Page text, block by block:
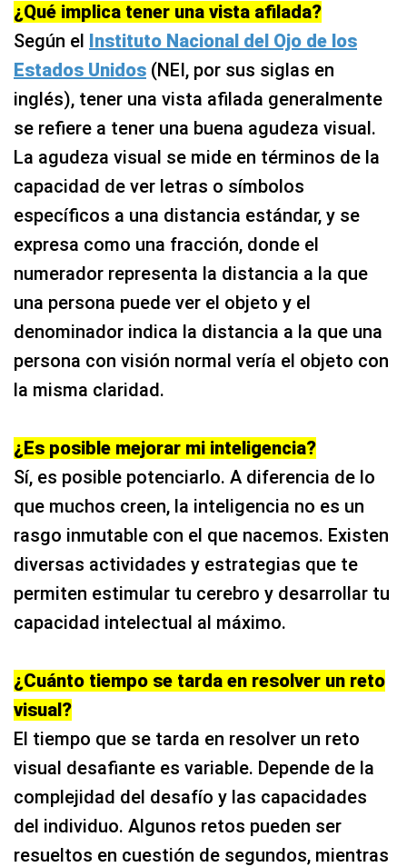
¿Qué implica tener una vista afilada?
Según el Instituto Nacional del Ojo de los
Estados Unidos (NEI, por sus siglas en
inglés), tener una vista afilada generalmente
se refiere a tener una buena agudeza visual.
La agudeza visual se mide en términos de la
capacidad de ver letras o símbolos
específicos a una distancia estándar, y se
expresa como una fracción, donde el
numerador representa la distancia a la que
una persona puede ver el objeto y el
denominador indica la distancia a la que una
persona con visión normal vería el objeto con
la misma claridad.
¿Es posible mejorar mi inteligencia?
Sí, es posible potenciarlo. A diferencia de lo
que muchos creen, la inteligencia no es un
rasgo inmutable con el que nacemos. Existen
diversas actividades y estrategias que te
permiten estimular tu cerebro y desarrollar tu
capacidad intelectual al máximo.
¿Cuánto tiempo se tarda en resolver un reto
visual?
El tiempo que se tarda en resolver un reto
visual desafiante es variable. Depende de la
complejidad del desafío y las capacidades
del individuo. Algunos retos pueden ser
resueltos en cuestión de segundos, mientras